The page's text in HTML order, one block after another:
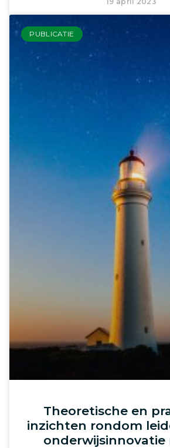
PUBLICATIE
Theoretische en
inzichten rondom
onderwijsinnovatie